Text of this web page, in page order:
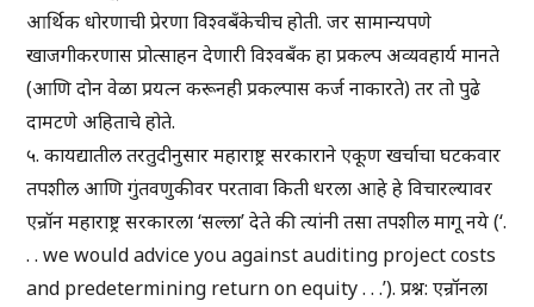
आर्थिक धोरणाची प्रेरणा विश्वबँकेचीच होती. जर सामान्यपणे
खाजगीकरणास प्रोत्साहन देणारी विश्वबँक हा प्रकल्प अव्यवहार्य मानते
(आणि दोन वेळा प्रयत्न करूनही प्रकल्पास कर्ज नाकारते) तर तो पुढे
दामटणे अहिताचे होते.
५. कायद्यातील तरतुदीनुसार महाराष्ट्र सरकाराने एकूण खर्चाचा घटकवार
तपशील आणि गुंतवणुकीवर परतावा किती धरला आहे हे विचारल्यावर
एन्रॉन महाराष्ट्र सरकारला ‘सल्ला’ देते की त्यांनी तसा तपशील मागू नये (‘.
. . we would advice you against auditing project costs
and predetermining return on equity . . .’). प्रश्न: एन्रॉनला